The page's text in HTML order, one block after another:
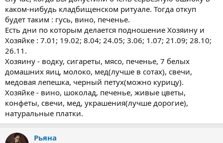
каком-нибудь кладбищенском ритуале. Тогда откуп
будет таким : гусь, вино, печенье.
Есть дни по которым делается подношение Хозяину и
Хозяйке : 7.01; 19.02; 8.04; 24.05; 3.06; 1.07; 21.09; 28.10;
26.11.
Хозяину - водку, сигареты, мясо, печенье, 7 белых
домашних яиц, молоко, мед(лучше в сотах), свечи,
медовая лепешка, черный петух(можно курицу).
Хозяйке - вино, шоколад, печенье, живые цветы,
конфеты, свечи, мед, украшения(лучше дорогие),
натуральные платки.
Рьяна